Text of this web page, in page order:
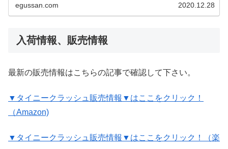
egussan.com 2020.12.28
入荷情報、販売情報
最新の販売情報はこちらの記事で確認して下さい。
▼タイニークラッシュ販売情報▼はここをクリック！
（Amazon)
▼タイニークラッシュ販売情報▼はここをクリック！（楽